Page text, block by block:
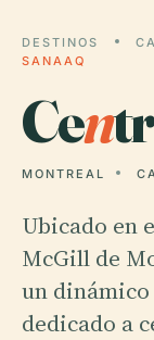
DESTINOS
SANAAQ
Cen
MONTREAL
Ubicado en
McGill de
un
dedicado a